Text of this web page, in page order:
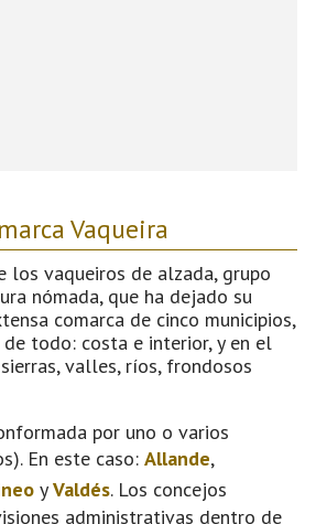
Vaqueira
los vaqueiros de alzada, grupo
nómada, que ha dejado su
comarca de cinco municipios,
de todo: costa e interior, y en el
valles, ríos, frondosos
por uno o varios
En este caso: Allande,
yValdés. Los concejos
administrativas dentro de